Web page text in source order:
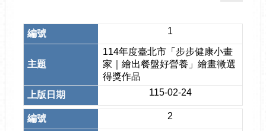
1
114年度臺北市「步步健康小畫
家｜繪出餐盤好營養」繪畫徵選
得獎作品
115-02-24
2